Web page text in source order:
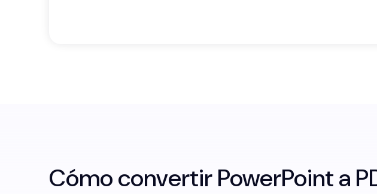
Cómo convertir PowerPoint a